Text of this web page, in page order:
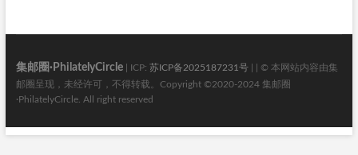
集邮圈·PhilatelyCircle| ICP: 苏ICP备2025187231号| | © 本网站内容由集
邮圈呈现，未经许可，不得转载。Copyright ©2020-2024 集邮圈
·PhilatelyCircle. All right reserved